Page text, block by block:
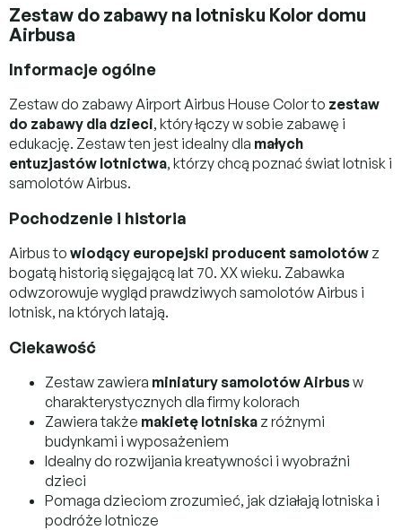
Zestaw do zabawy na lotnisku Kolor domu
Airbusa
Informacje ogólne
Zestaw do zabawy Airport Airbus House Color to zestaw
do zabawy dla dzieci, który łączy w sobie zabawę i
edukację. Zestaw ten jest idealny dla małych
entuzjastów lotnictwa, którzy chcą poznać świat lotnisk i
samolotów Airbus.
Pochodzenie i historia
Airbus to wiodący europejski producent samolotów z
bogatą historią sięgającą lat 70. XX wieku. Zabawka
odwzorowuje wygląd prawdziwych samolotów Airbus i
lotnisk, na których latają.
Ciekawość
Zestaw zawiera miniatury samolotów Airbusw
charakterystycznych dla firmy kolorach
Zawiera także makietę lotniska z różnymi
budynkami i wyposażeniem
Idealny do rozwijania kreatywności i wyobraźni
dzieci
Pomaga dzieciom zrozumieć, jak działają lotniska i
podróże lotnicze